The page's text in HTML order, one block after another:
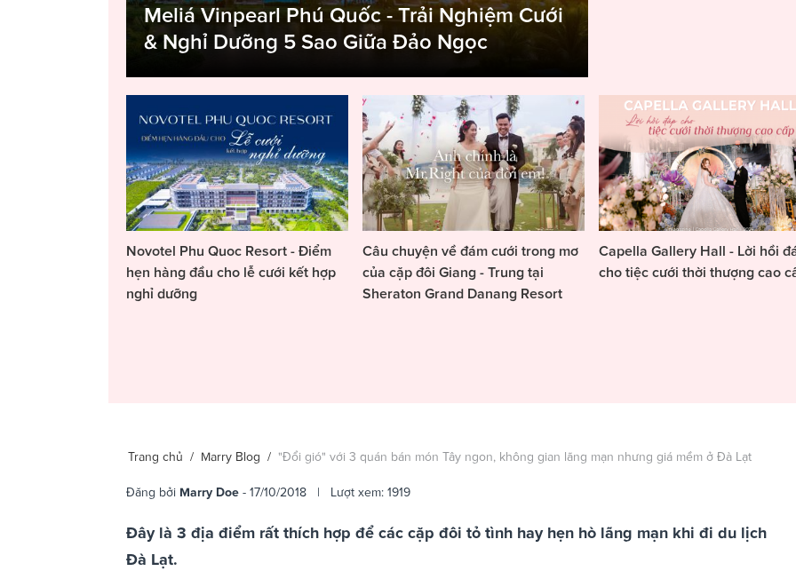
Meliá Vinpearl Phú Quốc - Trải Nghiệm Cưới
& Nghỉ Dưỡng 5 Sao Giữa Đảo Ngọc
Novotel Phu Quoc Resort - Điểm
hẹn hàng đầu cho lễ cưới kết hợp
nghỉ dưỡng
Câu chuyện về đám cưới trong mơ
của cặp đôi Giang - Trung tại
Sheraton Grand Danang Resort
Capella Gallery Hall - Lời hồi
cho tiệc cưới thời thượng cao
Trang chủ / Marry Blog / "Đổi gió" với 3 quán bán món Tây ngon, không gian lãng mạn nhưng giá mềm ở Đà Lạt
Đăng bởi Marry Doe - 17/10/2018 | Lượt xem: 1919
Đây là 3 địa điểm rất thích hợp để các cặp đôi tỏ tình hay hẹn hò lãng mạn khi đi du lịch
Đà Lạt.